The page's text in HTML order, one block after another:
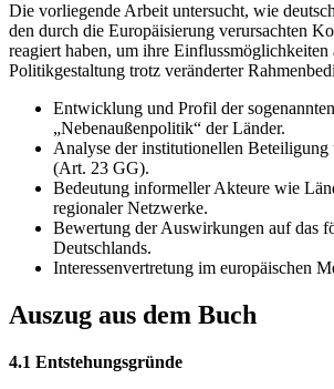
Die vorliegende Arbeit untersucht, wie
den durch die Europäisierung verursachten
reagiert haben, um ihre Einflussmöglichkeiten
Politikgestaltung trotz veränderter
Entwicklung und Profil der sogenannten
„Nebenaußenpolitik“ der Länder.
Analyse der institutionellen Beteiligung
(Art. 23 GG).
Bedeutung informeller Akteure wie
regionaler Netzwerke.
Bewertung der Auswirkungen auf das
Deutschlands.
Interessenvertretung im europäischen
Auszug aus dem Buch
4.1 Entstehungsgründe